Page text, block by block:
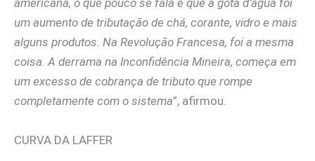
americana, o que pouco se fala é que a gota d’água foi
um aumento de tributação de chá, corante, vidro e mais
alguns produtos. Na Revolução Francesa, foi a mesma
coisa. A derrama na Inconfidência Mineira, começa em
um excesso de cobrança de tributo que rompe
completamente com o sistema”, afirmou.
CURVA DA LAFFER